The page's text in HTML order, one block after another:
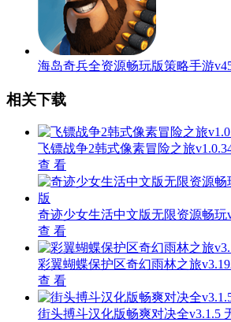
海岛奇兵全资源畅玩版策略手游
相关下载
飞镖战争2韩式像素冒险之旅
查 看
奇迹少女生活中文版无限资源畅玩
查 看
彩翼蝴蝶保护区奇幻雨林之旅
查 看
街头搏斗汉化版畅爽对决全v3.1.5